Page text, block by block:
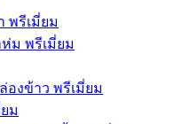
พรีเมี่ยม
ม พรีเมี่ยม
องข้าว พรีเมี่ยม
ม